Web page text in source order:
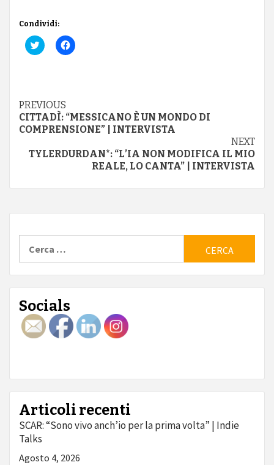
Condividi:
Fai
clic
(Si
apre
in
una
nuova
Fai
clic
una
nuova
finestra)
Continue
Reading
PREVIOUS
CITTADÌ: “MESSICANO È UN MONDO DI
COMPRENSIONE” | INTERVISTA
NEXT
TYLERDURDAN*: “L’IA NON MODIFICA IL MIO
REALE, LO CANTA” | INTERVISTA
per:
Socials
Articoli recenti
SCAR: “Sono vivo anch’io per la prima volta” | Indie
Talks
Agosto 4, 2026